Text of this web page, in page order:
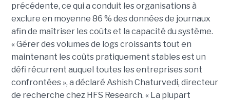
précédente, ce qui a conduit les organisations à
exclure en moyenne 86 % des données de journaux
afin de maîtriser les coûts et la capacité du système.
« Gérer des volumes de logs croissants tout en
maintenant les coûts pratiquement stables est un
défi récurrent auquel toutes les entreprises sont
confrontées », a déclaré Ashish Chaturvedi, directeur
de recherche chez HFS Research. « La plupart